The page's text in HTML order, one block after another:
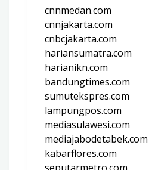
cnnmedan.com
cnnjakarta.com
cnbcjakarta.com
hariansumatra.com
harianikn.com
bandungtimes.com
sumutekspres.com
lampungpos.com
mediasulawesi.com
mediajabodetabek.com
kabarflores.com